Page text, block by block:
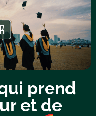
prend
et de